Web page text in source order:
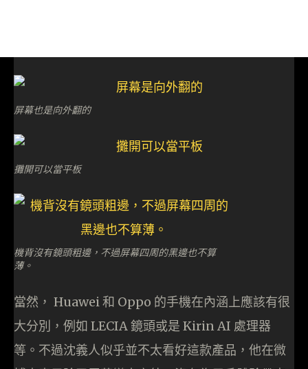
屏幕也是向外翻的
攤開可以當平板
機背沒有鏡頭粗邊，不過屏幕四周的黑邊也不算
薄。
當然， Huawei 和 Oppo 的手機在內涵上應該有很
大分別，例如 LECIA 鏡頭或是 Kirin AI 處理器
等。不過沈義人似乎並不太看好這款產品，他在微